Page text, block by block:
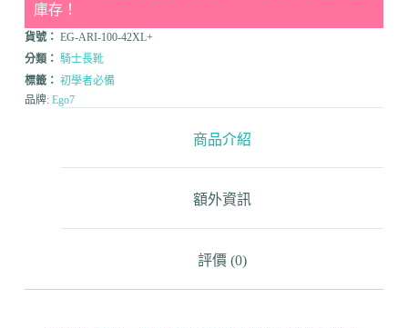
庫存！
貨號： EG-ARI-100-42XL+
分類： 騎士長靴
標籤： 初學者必備
品牌: Ego7
商品介紹
額外資訊
評價 (0)